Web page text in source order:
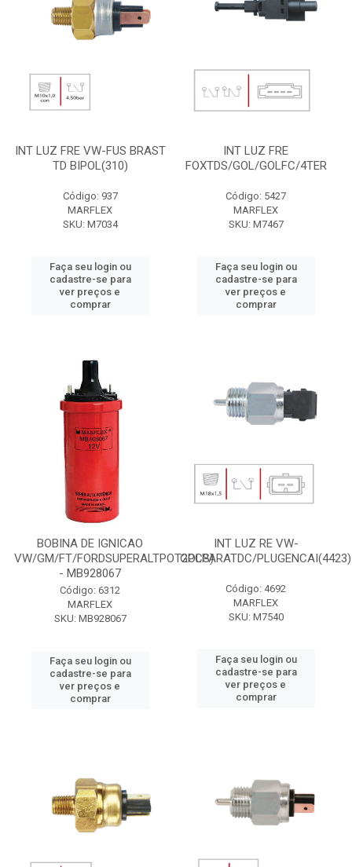
INT LUZ FRE VW-FUS BRAST
TD BIPOL(310)
Código: 937
MARFLEX
SKU: M7034
Faça seu login ou
cadastre-se para
ver preços e
comprar
INT LUZ FRE
FOXTDS/GOL/GOLFC/4TER
Código: 5427
MARFLEX
SKU: M7467
Faça seu login ou
cadastre-se para
ver preços e
comprar
BOBINA DE IGNICAO
VW/GM/FT/FORDSUPERALTPOT2PCS)
- MB928067
Código: 6312
MARFLEX
SKU: MB928067
Faça seu login ou
cadastre-se para
ver preços e
comprar
INT LUZ RE VW-
GOLPARATDC/PLUGENCAI(4423)
Código: 4692
MARFLEX
SKU: M7540
Faça seu login ou
cadastre-se para
ver preços e
comprar